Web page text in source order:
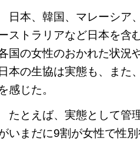
日本、韓国、マレーシア
ストラリアなど日本を含
国の女性のおかれた状況
日本の生協は実態も、また
感じた。
たとえば、実態として管
いまだに9割が女性で性